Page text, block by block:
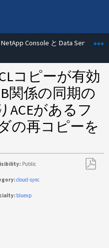
開/折りたたむ
NetApp Console と Data Services
コピーが有効
関係の同期の
ACEがあるフ
の再コピーを
Public
cloud-sync
bluexp